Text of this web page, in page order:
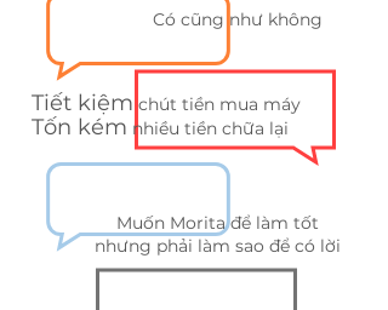
Có cũng như không
Tiết kiệm chút tiền mua máy
​Tốn kém nhiều tiền chữa lại
Muốn Morita để làm tốt
nhưng phải làm sao để có lời